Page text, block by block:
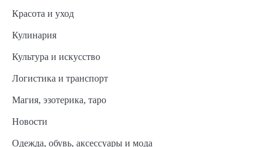
Красота и уход
Кулинария
Культура и искусство
Логистика и транспорт
Магия, эзотерика, таро
Новости
Одежда, обувь, аксессуары и мода